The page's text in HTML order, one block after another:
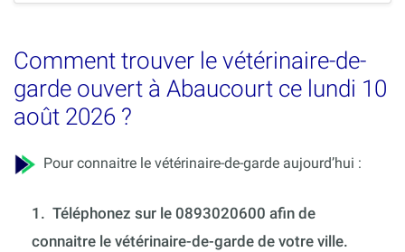
Comment trouver le vétérinaire-de-
garde ouvert à Abaucourt ce lundi 10
août 2026 ?
Pour connaitre le vétérinaire-de-garde aujourd’hui :
1. Téléphonez sur le 0893020600 afin de
connaitre le vétérinaire-de-garde de votre ville.